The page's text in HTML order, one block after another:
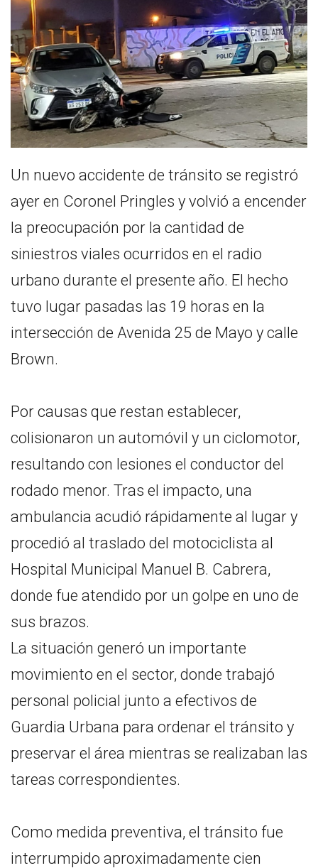
Un nuevo accidente de tránsito se registró
ayer en Coronel Pringles y volvió a encender
la preocupación por la cantidad de
siniestros viales ocurridos en el radio
urbano durante el presente año. El hecho
tuvo lugar pasadas las 19 horas en la
intersección de Avenida 25 de Mayo y calle
Brown.
Por causas que restan establecer,
colisionaron un automóvil y un ciclomotor,
resultando con lesiones el conductor del
rodado menor. Tras el impacto, una
ambulancia acudió rápidamente al lugar y
procedió al traslado del motociclista al
Hospital Municipal Manuel B. Cabrera,
donde fue atendido por un golpe en uno de
sus brazos.
La situación generó un importante
movimiento en el sector, donde trabajó
personal policial junto a efectivos de
Guardia Urbana para ordenar el tránsito y
preservar el área mientras se realizaban las
tareas correspondientes.
Como medida preventiva, el tránsito fue
interrumpido aproximadamente cien